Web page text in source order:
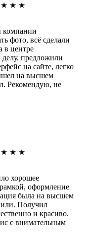
★ ★ ★
компании
фото, всё сделали
в центре
предложили
на сайте, легко
на высшем
Рекомендую, не
★ ★ ★
хорошее
оформление
была на высшем
Получил
и красиво.
с внимательным